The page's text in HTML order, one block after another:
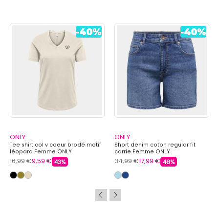
ONLY
Tee shirt col v coeur brodé motif
léopard Femme ONLY
16,99 €9,59 € 43%
ONLY
Short denim coton regular fit
carrie Femme ONLY
34,99 €17,99 € 48%